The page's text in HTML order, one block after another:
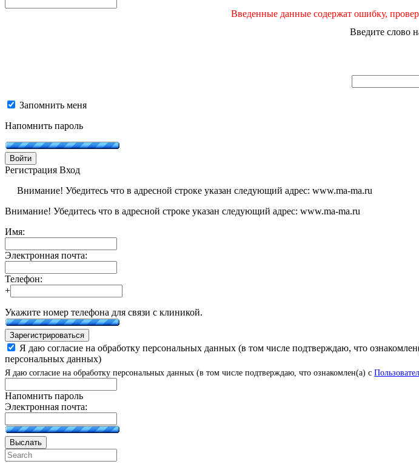
Введенные данные содержат ошибку,
Введите слово
Запомнить меня
Напомнить пароль
Войти
Регистрация Вход
Внимание! Убедитесь что в адресной строке указан следующий адрес: www.ma-ma.ru
Внимание! Убедитесь что в адресной строке указан следующий адрес: www.ma-ma.ru
Имя:
Электронная почта:
Телефон:
+
Укажите номер телефона для связи с клиникой.
Зарегистрироваться
Я даю согласие на обработку персональных данных (в том числе подтверждаю, что
персональных данных)
Я даю согласие на обработку персональных данных (в том числе подтверждаю, что ознакомлен(а) с
Напомнить пароль
Электронная почта:
Выслать